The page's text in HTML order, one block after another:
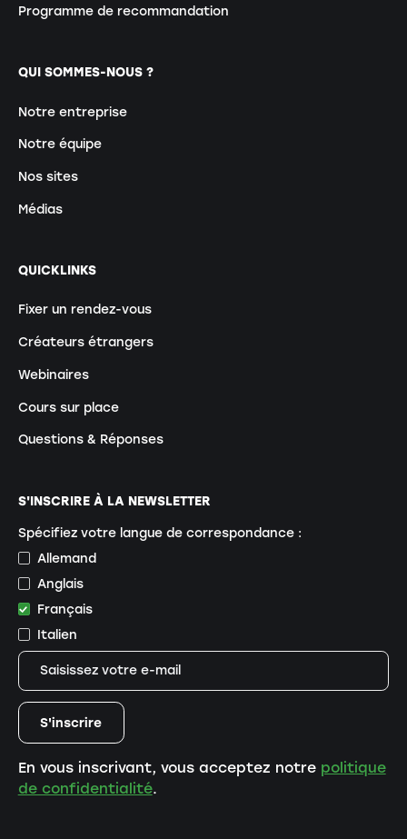
Programme de recommandation
QUI SOMMES-NOUS ?
Notre entreprise
Notre équipe
Nos sites
Médias
QUICKLINKS
Fixer un rendez-vous
Créateurs étrangers
Webinaires
Cours sur place
Questions & Réponses
S'INSCRIRE À LA NEWSLETTER
Spécifiez votre langue de correspondance :
Allemand
Anglais
Français
Italien
En vous inscrivant, vous acceptez notre politique
de confidentialité.